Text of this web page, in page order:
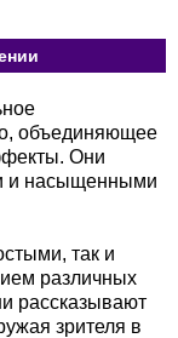
объединяющее
Они
и насыщенными
так и
различных
рассказывают
зрителя в